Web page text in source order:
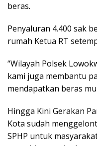
beras.
Penyaluran 4.400 sak
rumah Ketua RT
“Wilayah Polsek
kami juga membantu
mendapatkan beras
Hingga Kini Gerakan
Kota sudah
SPHP untuk